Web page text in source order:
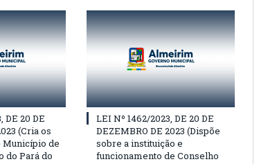
DE 20 DE
(Cria os
Município de
do Pará do
LEI Nº 1462/2023, DE 20 DE
DEZEMBRO DE 2023 (Dispõe
sobre a instituição e
funcionamento de Conselho